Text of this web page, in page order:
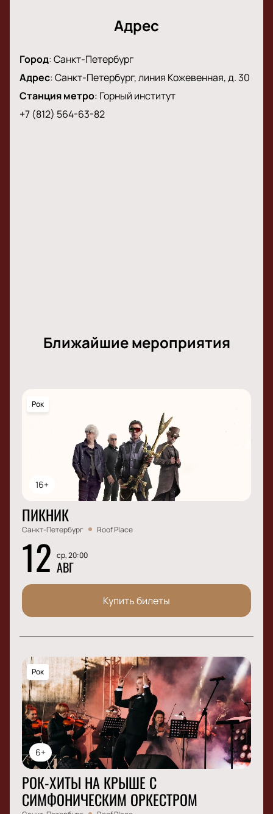
Адрес
Город:Санкт-Петербург
Адрес:Санкт-Петербург, линия Кожевенная, д. 30
Станция метро: Горный институт
+7 (812) 564-63-82
Ближайшие мероприятия
16+
Рок
ПИКНИК
Санкт-Петербург Roof Place
12 ср, 20:00
АВГ
Купить билеты
6+
Рок
РОК-ХИТЫ НА КРЫШЕ С
СИМФОНИЧЕСКИМ ОРКЕСТРОМ